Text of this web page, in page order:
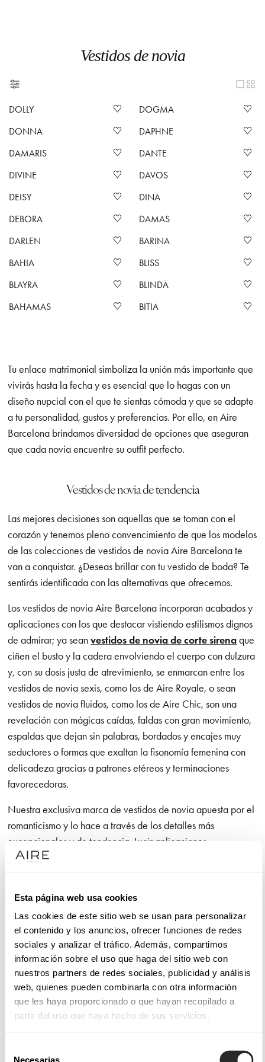
Esta página web usa cookies
Las cookies de este sitio web se usan para personalizar
el contenido y los anuncios, ofrecer funciones de redes
sociales y analizar el tráfico. Además, compartimos
información sobre el uso que haga del sitio web con
nuestros partners de redes sociales, publicidad y análisis
web, quienes pueden combinarla con otra información
que les haya proporcionado o que hayan recopilado a
partir del uso que haya hecho de sus servicios.
Necesarias
Vestidos de novia
DOLLY
DOGMA
DONNA
DAPHNE
DAMARIS
DANTE
DIVINE
DAVOS
DEISY
DINA
DEBORA
DAMAS
DARLEN
BARINA
BAHIA
BLISS
BLAYRA
BLINDA
BAHAMAS
BITIA
Tu enlace matrimonial simboliza la unión más importante que
vivirás hasta la fecha y es esencial que lo hagas con un
diseño nupcial con el que te sientas cómoda y que se adapte
a tu personalidad, gustos y preferencias. Por ello, en Aire
Barcelona brindamos diversidad de opciones que aseguran
que cada novia encuentre su outfit perfecto.
Vestidos de novia de tendencia
Las mejores decisiones son aquellas que se toman con el
corazón y tenemos pleno convencimiento de que los modelos
de las colecciones de vestidos de novia Aire Barcelona te
van a conquistar. ¿Deseas brillar con tu vestido de boda? Te
sentirás identificada con las alternativas que ofrecemos.
Los vestidos de novia Aire Barcelona incorporan acabados y
aplicaciones con los que destacar vistiendo estilismos dignos
de admirar; ya seanvestidos de novia de corte sirenaque
ciñen el busto y la cadera envolviendo el cuerpo con dulzura
y, con su dosis justa de atrevimiento, se enmarcan entre los
vestidos de novia sexis, como los de Aire Royale, o sean
vestidos de novia fluidos, como los de Aire Chic, son una
revelación con mágicas caídas, faldas con gran movimiento,
espaldas que dejan sin palabras, bordados y encajes muy
seductores o formas que exaltan la fisonomía femenina con
delicadeza gracias a patrones etéreos y terminaciones
favorecedoras.
Nuestra exclusiva marca de vestidos de novia apuesta por el
romanticismo y lo hace a través de los detalles más
excepcionales y de tendencia. Lucir aplicaciones
extraordinarias de camino al altar es un lujo. No olvidamos el
nobles que utilizamos en cada modelo y que son un gusto
para la vista y para el tacto.
Sucumbirás con la línea de vestidos de alta costura Aire
Atelier si tus máximas son calidad y moda. Sentirás
admiración por los modelos Aire Barcelona, que funden la
elegancia con la sensualidad, dando lugar a confecciones
muy femeninas con las que celebrar el amor. Y te gustarán los
enfundada en un vestido de novia sencillo en apariencia,